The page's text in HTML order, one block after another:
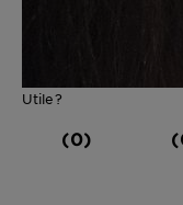
Utile?
(0)